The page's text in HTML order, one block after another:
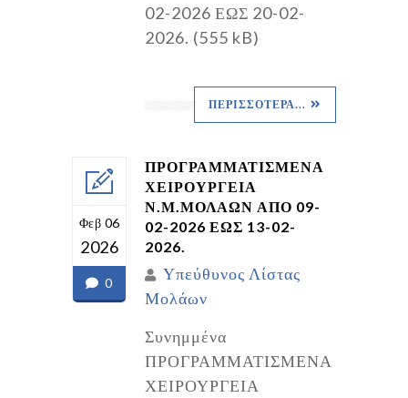
02-2026 ΕΩΣ 20-02-
2026. (555 kB)
ΠΕΡΙΣΣΌΤΕΡΑ...
Φεβ 06
2026
0
ΠΡΟΓΡΑΜΜΑΤΙΣΜΕΝΑ
ΧΕΙΡΟΥΡΓΕΙΑ
Ν.Μ.ΜΟΛΑΩΝ ΑΠΟ 09-
02-2026 ΕΩΣ 13-02-
2026.
Υπεύθυνος Λίστας
Μολάων
Συνημμένα
ΠΡΟΓΡΑΜΜΑΤΙΣΜΕΝΑ
ΧΕΙΡΟΥΡΓΕΙΑ